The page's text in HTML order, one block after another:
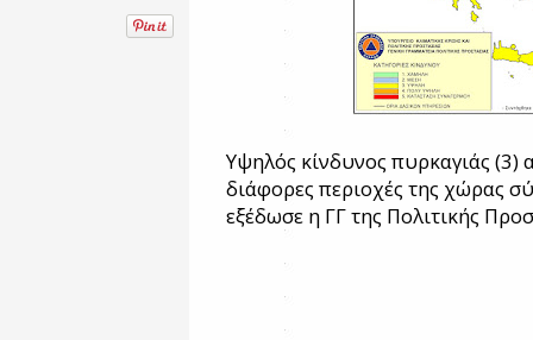
Υψηλός κίνδυνος πυρκαγιάς (3)
διάφορες περιοχές της χώρας
εξέδωσε η ΓΓ της Πολιτικής